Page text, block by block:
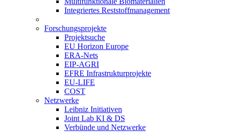
Integriertes Reststoffmanagement
Forschungsprojekte
Projektsuche
EU Horizon Europe
ERA-Nets
EIP-AGRI
EFRE Infrastrukturprojekte
EU-LIFE
COST
Netzwerke
Leibniz Initiativen
Joint Lab KI & DS
Verbünde und Netzwerke